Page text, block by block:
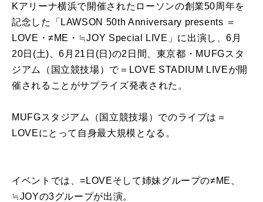
Kアリーナ横浜で開催されたローソンの創業50周年を
記念した「LAWSON 50th Anniversary presents ＝
LOVE・≠ME・≒JOY Special LIVE」に出演し、6月
20日(土)、6月21日(日)の2日間、東京都・MUFGスタ
ジアム（国立競技場）で＝LOVE STADIUM LIVEが開
催されることがサプライズ発表された。
MUFGスタジアム（国立競技場）でのライブは＝
LOVEにとって自身最大規模となる。
イベントでは、=LOVEそして姉妹グループの≠ME、
≒JOYの3グループが出演。